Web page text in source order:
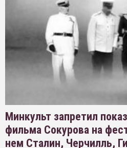
Минкульт запретил
фильма Сокурова на
нем Сталин, Черчилль,